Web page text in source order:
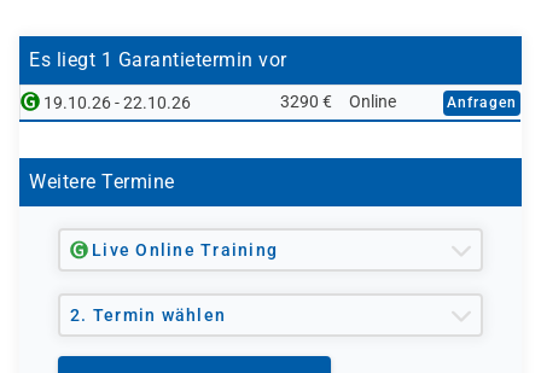
Es liegt 1 Garantietermin vor
19.10.26 - 22.10.26 3290 € Online Anfragen
Weitere Termine
Live Online Training
2. Termin wählen